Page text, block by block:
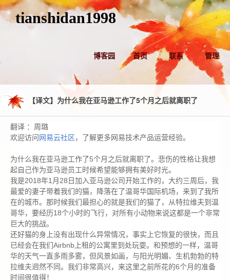
tianshidan1998
博客园 首页 联系 管理
【译文】为什么我在亚马逊工作了5个月之后就离职了
翻译 ：周璐
欢迎访问 网易云社区，了解更多网易技术产品运营经验。
为什么我在亚马逊工作了5个月之后就离职了。悲伤的性格让我想
起自己作为亚马逊员工时候希望能够拥有美好时光。
我是2018年1月28日加入亚马逊公司开始工作的，大约三周后，我
最爱的妻子带着我们的猫，降落在了温哥华国际机场，来到了我所
在的城市。那时候我们最担心的就是我们的猫了，从特拉维夫到温
哥华，要经历18个小时的飞行，对所有小动物来说这都是一个非常
巨大的挑战。
还好猫的身上没有出现什么异常情况，事实上它恢复的很快，而且
已经会在我们Airbnb上租的公寓里到处玩耍。和预想的一样，温哥
华的天气一直多雨多雾，但风景如画，与阳光明媚、生机勃勃的特
拉维夫迥然不同。我们非常高兴，来这里之前所花的6个月的准备
时间很值得！